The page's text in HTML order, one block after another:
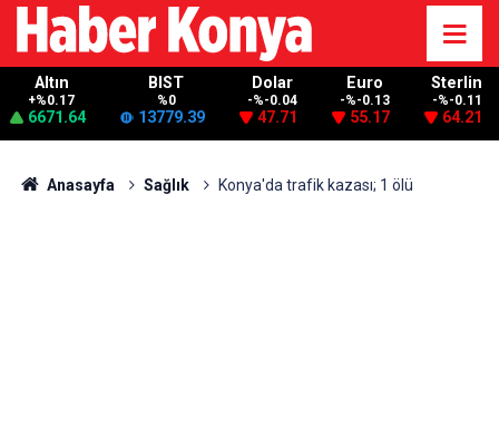
Altın
+%0.17
6671.64
BIST
%0
13779.39
Dolar
-%-0.04
47.71
Euro
-%-0.13
55.17
Sterlin
-%-0.11
64.21
Anasayfa Sağlık Konya'da trafik kazası; 1 ölü